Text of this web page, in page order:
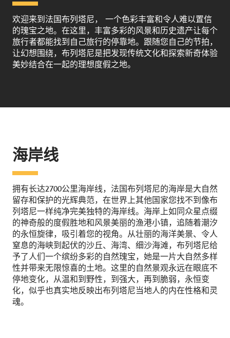
欢迎来到法国布列塔尼， 一个色彩丰富和令人难以置信
的瑰宝之地。在这里，丰富多彩的风景和历史遗产让每个
旅行者都能找到自己旅行的停靠地。跟随您自己的节拍，
让幻想围绕，布列塔尼是把发现传统文化和探索新奇体验
美妙结合在一起的理想度假之地。
海岸线
拥有长达2700公里海岸线，法国布列塔尼的海岸是大自然
留存和保护的光辉典范，在世界上其他国家您找不到像布
列塔尼一样纯净完美独特的海岸线。海岸上如同众星点缀
的神奇般的度假胜地和风景美丽的渔港小镇，追随着潮汐
的永恒旋律，吸引着您的视角。从壮丽的海洋美景、令人
窒息的海峡到起伏的沙丘、海湾、细沙海滩，布列塔尼给
予了人们一个缤纷多彩的自然瑰宝，她是一片大自然多样
性并带来无限惊喜的土地。这里的自然景观永远在眼底不
停地变化，从温和到野性，到强大，再到脆弱，永恒变
化，似乎也真实地反映出布列塔尼当地人的内在性格和灵
魂。